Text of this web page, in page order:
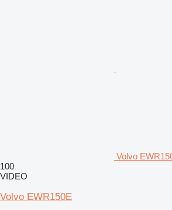
Volvo
100
VIDEO
Volvo EWR150E